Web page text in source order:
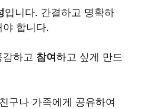
입니다. 간결하고 명확하
합니다.
감하고 참여 하고 싶게 만드
구나 가족에게 공유하여